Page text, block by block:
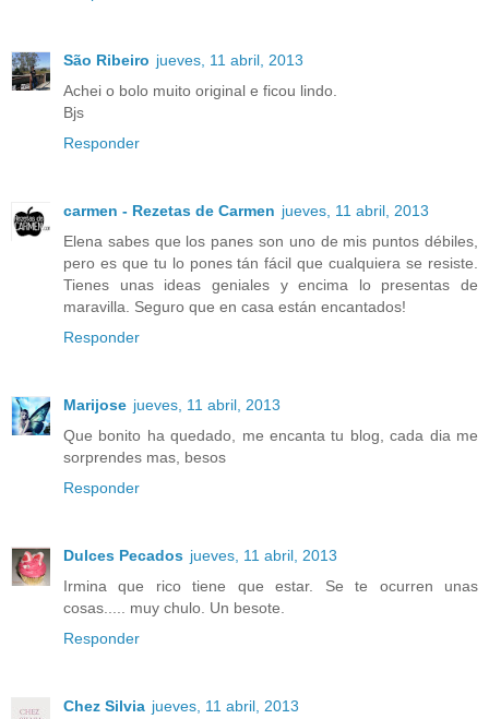
São Ribeiro jueves, 11 abril, 2013
Achei o bolo muito original e ficou lindo.
Bjs
Responder
carmen - Rezetas de Carmen jueves, 11 abril, 2013
Elena sabes que los panes son uno de mis puntos débiles,
pero es que tu lo pones tán fácil que cualquiera se resiste.
Tienes unas ideas geniales y encima lo presentas de
maravilla. Seguro que en casa están encantados!
Responder
Marijose jueves, 11 abril, 2013
Que bonito ha quedado, me encanta tu blog, cada dia me
sorprendes mas, besos
Responder
Dulces Pecados jueves, 11 abril, 2013
Irmina que rico tiene que estar. Se te ocurren unas
cosas..... muy chulo. Un besote.
Responder
Chez Silvia jueves, 11 abril, 2013